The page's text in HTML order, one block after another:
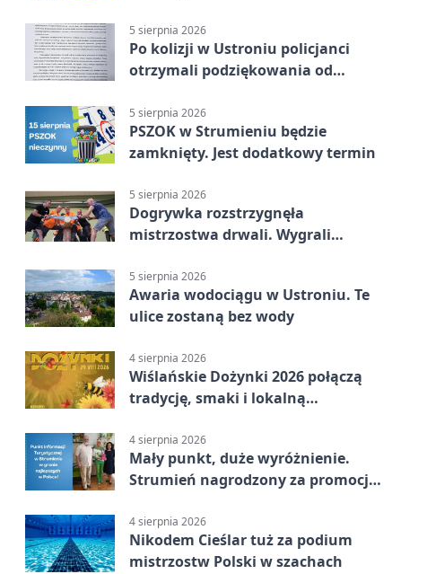
5 sierpnia 2026
Po kolizji w Ustroniu policjanci
otrzymali podziękowania od
5 sierpnia 2026
PSZOK w Strumieniu będzie
zamknięty. Jest dodatkowy termin
5 sierpnia 2026
Dogrywka rozstrzygnęła
mistrzostwa drwali. Wygrali
5 sierpnia 2026
Awaria wodociągu w Ustroniu. Te
ulice zostaną bez wody
4 sierpnia 2026
Wiślańskie Dożynki 2026 połączą
tradycję, smaki i lokalną
4 sierpnia 2026
Mały punkt, duże wyróżnienie.
Strumień nagrodzony za promocję
4 sierpnia 2026
Nikodem Cieślar tuż za podium
mistrzostw Polski w szachach